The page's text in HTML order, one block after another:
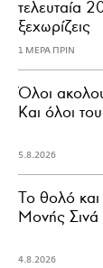
τελευταία
ξεχωρίζεις
1 ΜΕΡΑ ΠΡΙΝ
Όλοι
Και όλοι
5.8.2026
Το θολό
Μονής Σινά
4.8.2026